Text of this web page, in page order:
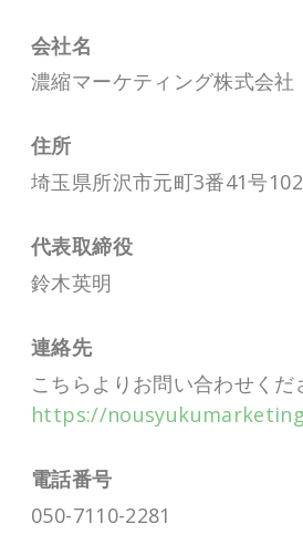
会社名
濃縮マーケティング株式会社
住所
埼玉県所沢市元町3番41号102
代表取締役
鈴木英明
連絡先
こちらよりお問い合わせくだ
https://
電話番号
050-7110-2281